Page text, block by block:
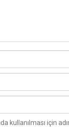
kullanılması için